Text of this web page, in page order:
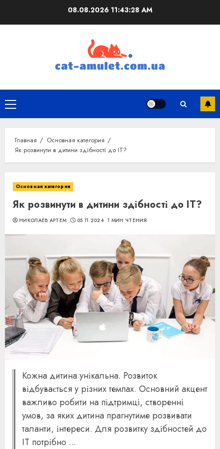
08.08.2026 11:43:29 AM
Основное
меню
Главная
Основная категория
Як розвинути в дитини здібності до IT?
Основная категория
Як розвинути в дитини здібності до IT?
НИКОЛАЕВ АРТЕМ 05.11.2024 1 МИН ЧТЕНИЯ
Кожна дитина унікальна. Розвиток
відбувається у різних темпах. Основний акцент
важливо робити на підтримці, створенні
умов, за яких дитина прагнутиме розвивати
таланти, інтереси. Для розвитку здібностей до
IT потрібно ...